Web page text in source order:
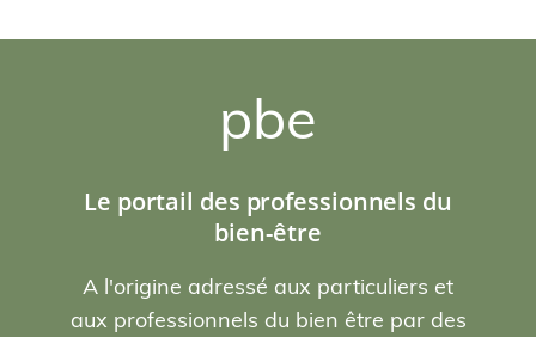
pbe
Le portail des professionnels du
bien-être
A l'origine adressé aux particuliers et
aux professionnels du bien être par des